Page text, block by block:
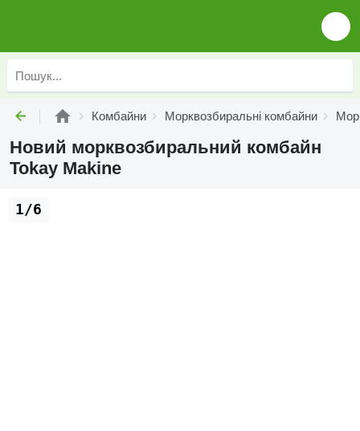
Комбайни Морквозбиральні комбайни
Новий морквозбиральний комбайн
Tokay Makine
1/6